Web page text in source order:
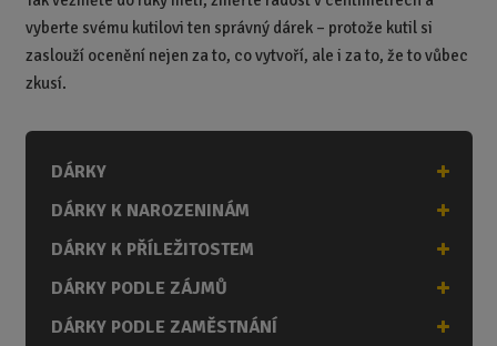
vyberte svému kutilovi ten správný dárek – protože kutil si
zaslouží ocenění nejen za to, co vytvoří, ale i za to, že to vůbec
zkusí.
DÁRKY
DÁRKY K NAROZENINÁM
DÁRKY K PŘÍLEŽITOSTEM
DÁRKY PODLE ZÁJMŮ
DÁRKY PODLE ZAMĚSTNÁNÍ